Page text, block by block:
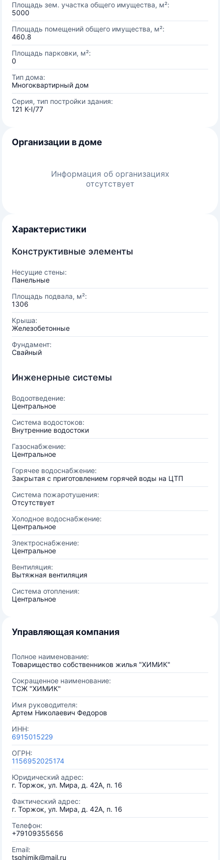
Площадь зем. участка общего имущества, м²:
5000
Площадь помещений общего имущества, м²:
460.8
Площадь парковки, м²:
0
Тип дома:
Многоквартирный дом
Серия, тип постройки здания:
121 К-I/77
Организации в доме
Информация об организациях
отсутствует
Характеристики
Конструктивные элементы
Несущие стены:
Панельные
Площадь подвала, м²:
1306
Крыша:
Железобетонные
Фундамент:
Свайный
Инженерные системы
Водоотведение:
Центральное
Система водостоков:
Внутренние водостоки
Газоснабжение:
Центральное
Горячее водоснабжение:
Закрытая с приготовлением горячей воды на ЦТП
Система пожаротушения:
Отсутствует
Холодное водоснабжение:
Центральное
Электроснабжение:
Центральное
Вентиляция:
Вытяжная вентиляция
Система отопления:
Центральное
Управляющая компания
Полное наименование:
Товарищество собственников жилья "ХИМИК"
Сокращенное наименование:
ТСЖ "ХИМИК"
Имя руководителя:
Артем Николаевич Федоров
ИНН:
6915015229
ОГРН:
1156952025174
Юридический адрес:
г. Торжок, ул. Мира, д. 42А, п. 16
Фактический адрес:
г. Торжок, ул. Мира, д. 42А, п. 16
Телефон:
+79109355656
Email:
tsghimik@mail.ru